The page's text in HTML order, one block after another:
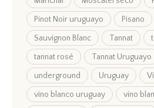
Pinot Noir uruguayo
Pisano
Sauvignon Blanc
Tannat
tannat rosé
Tannat Uruguayo
underground
Uruguay
vino blanco uruguay
vino